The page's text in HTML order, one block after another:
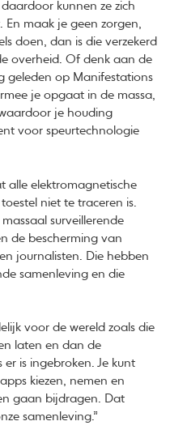
kunnen ze zich
maak je geen zorgen,
doen, dan is die verzekerd
overheid. Of denk aan de
geleden op Manifestations
je opgaat in de massa,
je houding
voor speurtechnologie
alle elektromagnetische
niet te traceren is.
surveillerende
de bescherming van
journalisten. Die hebben
samenleving en die
voor de wereld zoals die
laten en dan de
er is ingebroken. Je kunt
kiezen, nemen en
gaan bijdragen. Dat
samenleving.”